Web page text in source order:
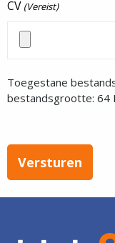
CV (Vereist)
Toegestane
bestandsgrootte: 64